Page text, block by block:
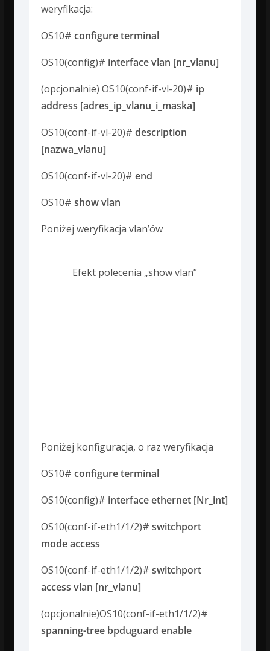
weryfikacja:
OS10# configure terminal
OS10(config)# interface vlan [nr_vlanu]
(opcjonalnie) OS10(conf-if-vl-20)# ip
address [adres_ip_vlanu_i_maska]
OS10(conf-if-vl-20)# description
[nazwa_vlanu]
OS10(conf-if-vl-20)# end
OS10# show vlan
Poniżej weryfikacja vlan’ów
Efekt polecenia „show vlan”
Poniżej konfiguracja, o raz weryfikacja
OS10# configure terminal
OS10(config)# interface ethernet [Nr_int]
OS10(conf-if-eth1/1/2)# switchport
mode access
OS10(conf-if-eth1/1/2)# switchport
access vlan [nr_vlanu]
(opcjonalnie)OS10(conf-if-eth1/1/2)#
spanning-tree bpduguard enable